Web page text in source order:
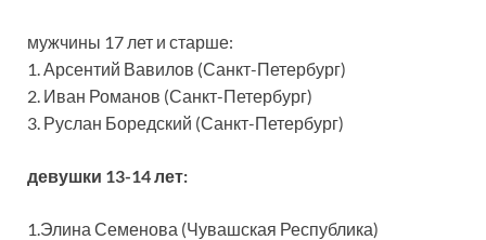
мужчины 17 лет и старше:
1. Арсентий Вавилов (Санкт-Петербург)
2. Иван Романов (Санкт-Петербург)
3. Руслан Боредский (Санкт-Петербург)
девушки 13-14 лет:
1.Элина Семенова (Чувашская Республика)